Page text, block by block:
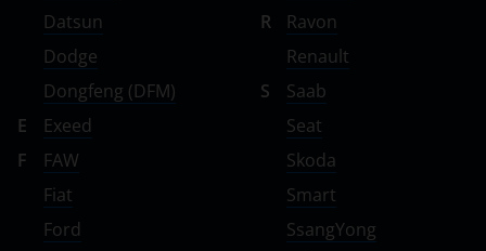
Datsun
Dodge
Dongfeng (DFM)
E
Exeed
F
FAW
Fiat
Ford
R
Ravon
Renault
S
Saab
Seat
Skoda
Smart
SsangYong